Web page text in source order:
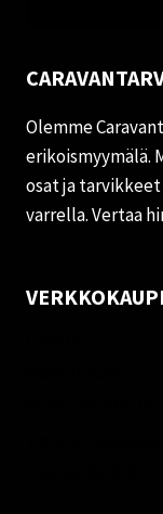
Olemme
erikoismyymälä.
osat ja
varrella. Vertaa